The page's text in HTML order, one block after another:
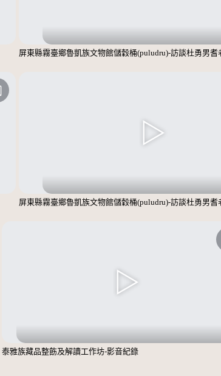
屏東縣霧臺鄉魯凱族文物館儲穀桶(puludru)-訪談杜勇男耆
屏東縣霧臺鄉魯凱族文物館儲穀桶(puludru)-訪談杜勇男耆
泰雅族藏品整飭及解讀工作坊-影音紀錄